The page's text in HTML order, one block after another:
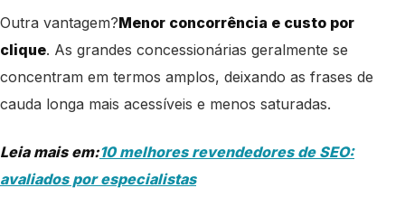
Outra vantagem?Menor concorrência e custo por
clique. As grandes concessionárias geralmente se
concentram em termos amplos, deixando as frases de
cauda longa mais acessíveis e menos saturadas.
Leia mais em:10 melhores revendedores de SEO:
avaliados por especialistas